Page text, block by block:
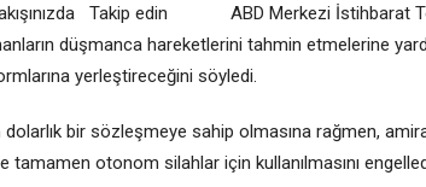
Takip edin ABD Merkezi İstihbarat
düşmanca hareketlerini tahmin etmelerine
yerleştireceğini söyledi.
bir sözleşmeye sahip olmasına rağmen,
otonom silahlar için kullanılmasını